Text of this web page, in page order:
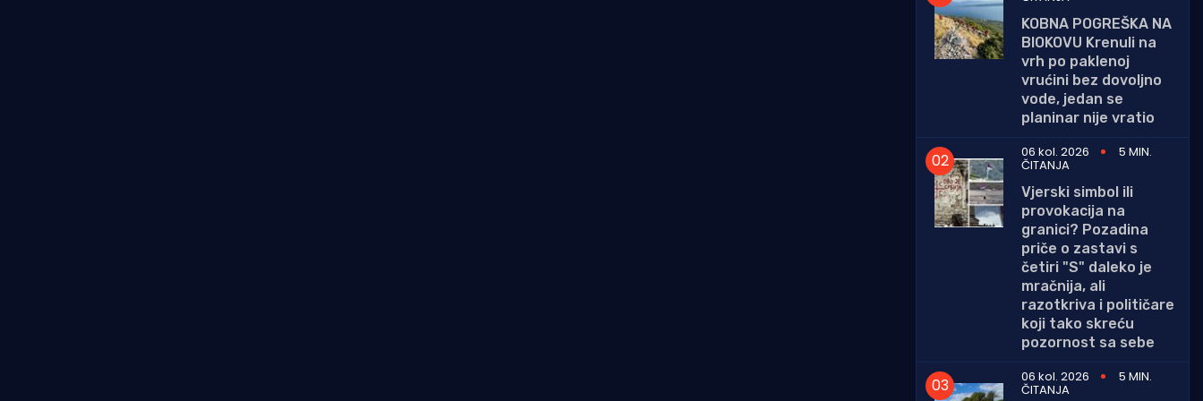
KOBNA POGREŠKA NA
BIOKOVU Krenuli na
vrh po paklenoj
vrućini bez dovoljno
vode, jedan se
planinar nije vratio
06 kol. 2026
5 MIN.
ČITANJA
Vjerski simbol ili
provokacija na
granici? Pozadina
priče o zastavi s
četiri "S" daleko je
mračnija, ali
razotkriva i političare
koji tako skreću
pozornost sa sebe
06 kol. 2026
5 MIN.
ČITANJA